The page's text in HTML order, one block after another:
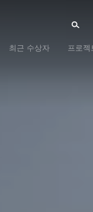
최근 수상자 프로젝